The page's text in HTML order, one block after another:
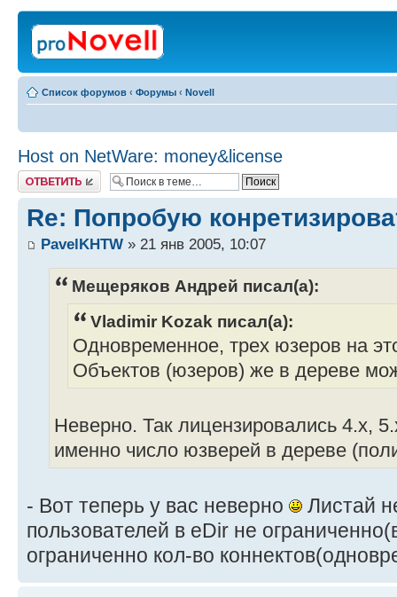
Список форумов ‹ Форумы ‹ Novell
Host on NetWare: money&license
Ответить
Re: Попробую
PavelKHTW » 21 янв 2005, 10:07
Мещеряков Андрей писал(а):
Vladimir Kozak писал(а):
Одновременное, трех юзеров на
Объектов (юзеров) же в дереве
Неверно. Так лицензировались 4.х,
именно число юзверей в дереве
- Вот теперь у вас неверно
Листай
пользователей в eDir не
ограниченно кол-во